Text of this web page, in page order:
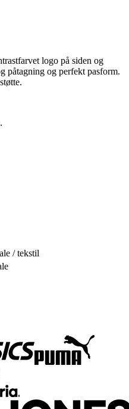
logo på siden og
påtagning og perfekt pasform.
/ tekstil